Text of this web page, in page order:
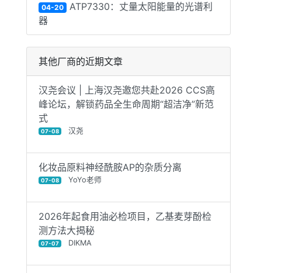
04-20 ATP7330：丈量太阳能量的光谱利
器
其他厂商的近期文章
汉尧会议 | 上海汉尧邀您共赴2026 CCS高
峰论坛，解锁药品全生命周期“超洁净”新范
式‌
07-08 汉尧
化妆品原料神经酰胺AP的杂质分离
07-08 YoYo老师
2026年起食用油必检项目，乙基麦芽酚检
测方法大揭秘
07-07 DIKMA